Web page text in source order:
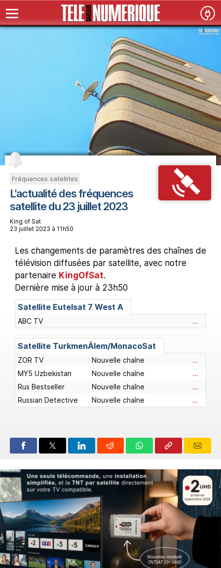
Fréquences satellites
L'actualité des fréquences
satellite du 23 juillet 2023
King of Sat
23 juillet 2023 à 11h50
Les changements de paramètres des chaînes de
télévision diffusées par satellite, avec notre
partenaire KingOfSat.
Dernière mise à jour à 23h50
Satellite Eutelsat 7 West A
ABC TV ...
Satellite TurkmenÄlem/MonacoSat
ZOR TV Nouvelle chaîne
...
MY5 Uzbekistan
Nouvelle chaîne
...
Rus Bestseller
Nouvelle chaîne
...
Russian Detective
Nouvelle chaîne ...